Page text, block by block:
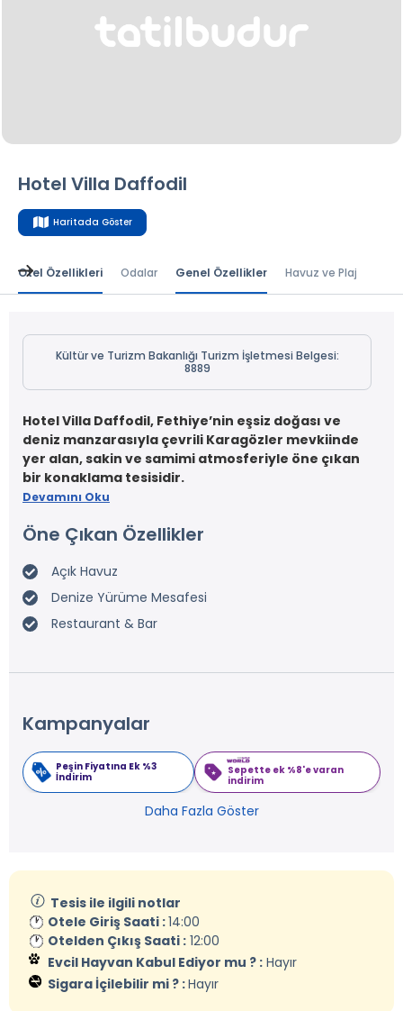
Hotel Villa Daffodil
Haritada Göster
Otel Özellikleri Odalar Genel Özellikler Havuz ve Plaj
Kültür ve Turizm Bakanlığı Turizm İşletmesi Belgesi:
8889
Hotel Villa Daffodil, Fethiye’nin eşsiz doğası ve
deniz manzarasıyla çevrili Karagözler mevkiinde
yer alan, sakin ve samimi atmosferiyle öne çıkan
bir konaklama tesisidir.
Devamını Oku
Öne Çıkan Özellikler
Açık Havuz
Denize Yürüme Mesafesi
Restaurant & Bar
Kampanyalar
Peşin Fiyatına Ek %3
İndirim
Sepette ek %8'e varan
indirim
Daha Fazla Göster
Tesis ile ilgili notlar
Otele Giriş Saati :14:00
Otelden Çıkış Saati : 12:00
Evcil Hayvan Kabul Ediyor mu ? : Hayır
Sigara İçilebilir mi ? :Hayır